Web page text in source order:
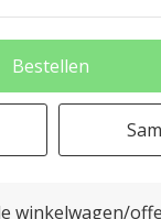
Bestellen
winkelwagen/